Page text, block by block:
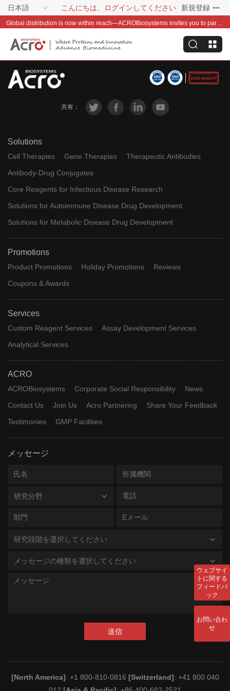
日本語 こんにちは、ログインしてください 新規登録
Global distribution is now within reach—ACROBiosystems invites you to partner with us~
共有：
Solutions
Cell Therapies Gene Therapies
Therapeutic Antibodies
Antibody-Drug Conjugates
Core Reagents for Infectious Disease Research
Solutions for Autoimmune Disease Drug Development
Solutions for Metabolic Disease Drug Development
Promotions
Product Promotions Holiday Promotions
Reviews
Coupons & Awards
Services
Custom Reagent Services
Assay Development Services
Analytical Services
ACRO
ACROBiosystems Corporate Social Responsibility
News
Contact Us
Join Us Acro Partnering
Share Your Feedback
Testimonies
GMP Facilities
メッセージ
研究分野
研究段階を選択してください
メッセージの種類を選択してください
送信
[North America]: +1 800-810-0816 [Switzerland]: +41 800 040
ウェブサイ
トに関する
フィードバ
ック
お問い合わ
せ